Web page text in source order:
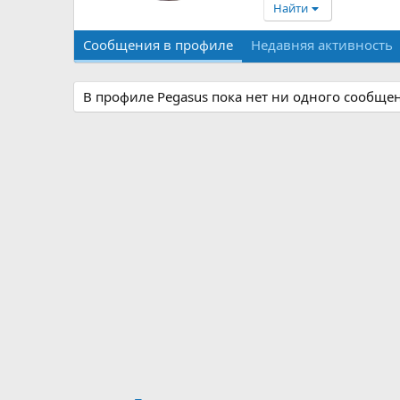
Найти
Сообщения в профиле Недавняя активность
В профиле Pegasus пока нет ни одного